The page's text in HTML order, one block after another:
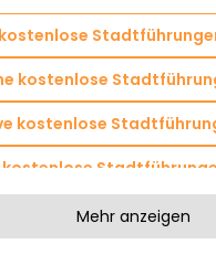
Stadtführungen in
Mehr anzeigen